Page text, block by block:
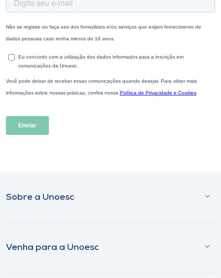
Sobre a Unoesc
Venha para a Unoesc